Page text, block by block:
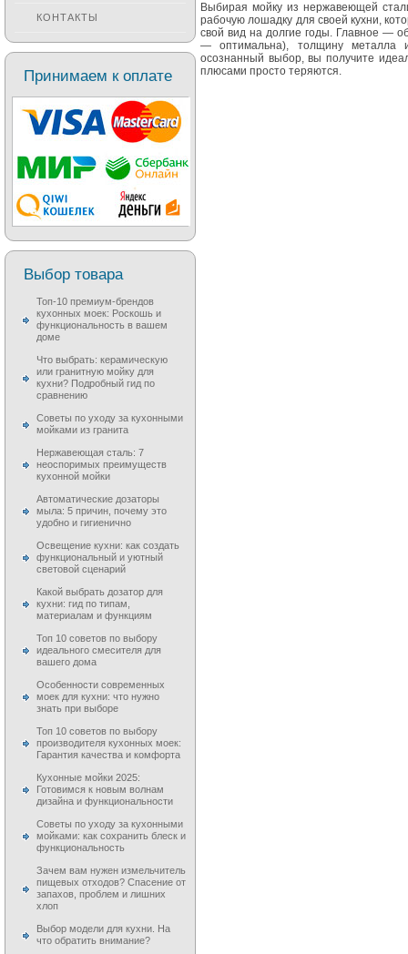
Выбирая мойку из нержавеющей
рабочую лошадку для своей кухни,
свой вид на долгие годы. Главное —
— оптимальна), толщину металла
осознанный выбор, вы получите
плюсами просто теряются.
КОНТАКТЫ
Принимаем к оплате
Выбор товара
Топ-10 премиум-брендов
кухонных моек: Роскошь и
функциональность в вашем
доме
Что выбрать: керамическую
или гранитную мойку для
кухни? Подробный гид по
сравнению
Советы по уходу за кухонными
мойками из гранита
Нержавеющая сталь: 7
неоспоримых преимуществ
кухонной мойки
Автоматические дозаторы
мыла: 5 причин, почему это
удобно и гигиенично
Освещение кухни: как создать
функциональный и уютный
световой сценарий
Какой выбрать дозатор для
кухни: гид по типам,
материалам и функциям
Топ 10 советов по выбору
идеального смесителя для
вашего дома
Особенности современных
моек для кухни: что нужно
знать при выборе
Топ 10 советов по выбору
производителя кухонных моек:
Гарантия качества и комфорта
Кухонные мойки 2025:
Готовимся к новым волнам
дизайна и функциональности
Советы по уходу за кухонными
мойками: как сохранить блеск и
функциональность
Зачем вам нужен измельчитель
пищевых отходов? Спасение от
запахов, проблем и лишних
хлоп
Выбор модели для кухни. На
что обратить внимание?